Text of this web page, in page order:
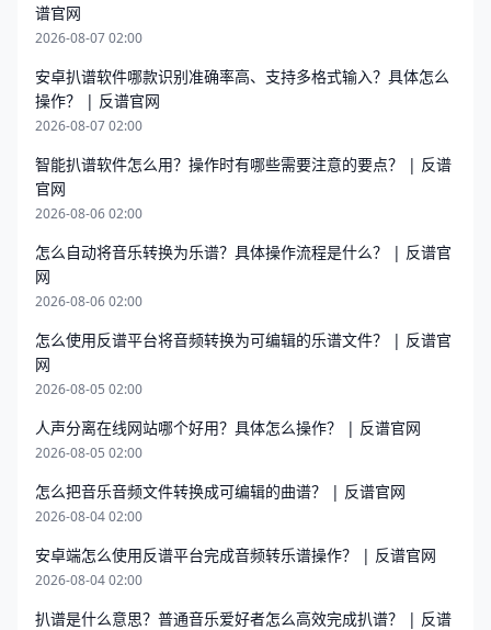
谱官网
2026-08-07 02:00
安卓扒谱软件哪款识别准确率高、支持多格式输入？具体怎么
操作？ | 反谱官网
2026-08-07 02:00
智能扒谱软件怎么用？操作时有哪些需要注意的要点？ | 反谱
官网
2026-08-06 02:00
怎么自动将音乐转换为乐谱？具体操作流程是什么？ | 反谱官
网
2026-08-06 02:00
怎么使用反谱平台将音频转换为可编辑的乐谱文件？ | 反谱官
网
2026-08-05 02:00
人声分离在线网站哪个好用？具体怎么操作？ | 反谱官网
2026-08-05 02:00
怎么把音乐音频文件转换成可编辑的曲谱？ | 反谱官网
2026-08-04 02:00
安卓端怎么使用反谱平台完成音频转乐谱操作？ | 反谱官网
2026-08-04 02:00
扒谱是什么意思？普通音乐爱好者怎么高效完成扒谱？ | 反谱